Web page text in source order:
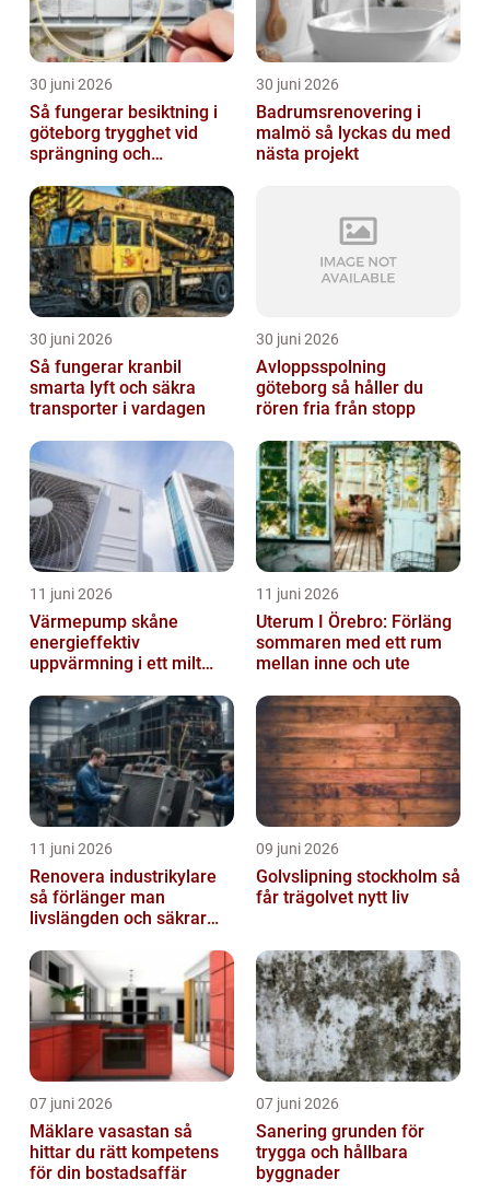
30 juni 2026
Så fungerar besiktning i
göteborg trygghet vid
sprängning och
30 juni 2026
Badrumsrenovering i
malmö så lyckas du med
nästa projekt
30 juni 2026
Så fungerar kranbil
smarta lyft och säkra
transporter i vardagen
30 juni 2026
Avloppsspolning
göteborg så håller du
rören fria från stopp
11 juni 2026
Värmepump skåne
energieffektiv
uppvärmning i ett milt
11 juni 2026
Uterum I Örebro: Förläng
sommaren med ett rum
mellan inne och ute
11 juni 2026
Renovera industrikylare
så förlänger man
livslängden och säkrar
09 juni 2026
Golvslipning stockholm så
får trägolvet nytt liv
07 juni 2026
Mäklare vasastan så
hittar du rätt kompetens
för din bostadsaffär
07 juni 2026
Sanering grunden för
trygga och hållbara
byggnader